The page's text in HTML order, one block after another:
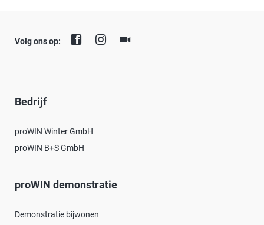
Volg ons op:
Bedrijf
proWIN Winter GmbH
proWIN B+S GmbH
proWIN demonstratie
Demonstratie bijwonen